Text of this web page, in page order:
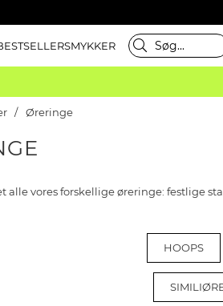
SMYKKER
Øreringe
alle vores forskellige øreringe: festlige
HOOPS